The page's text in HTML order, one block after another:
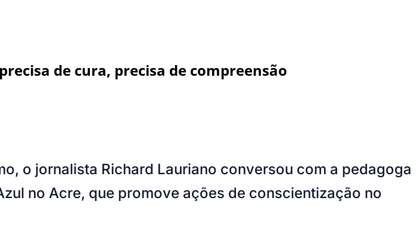
de cura, precisa de compreensão
o jornalista Richard Lauriano conversou com a pedagoga
no Acre, que promove ações de conscientização no